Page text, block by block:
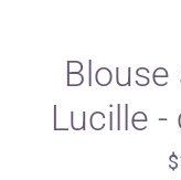
Lucille